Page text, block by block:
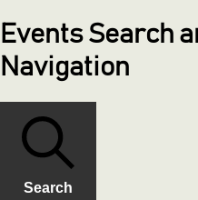
Events Search
Navigation
Search